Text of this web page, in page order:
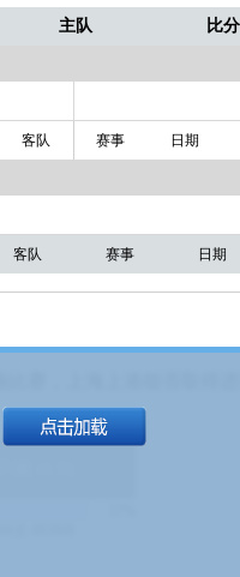
主队 比分
客队 赛事 日期
客队 赛事 日期